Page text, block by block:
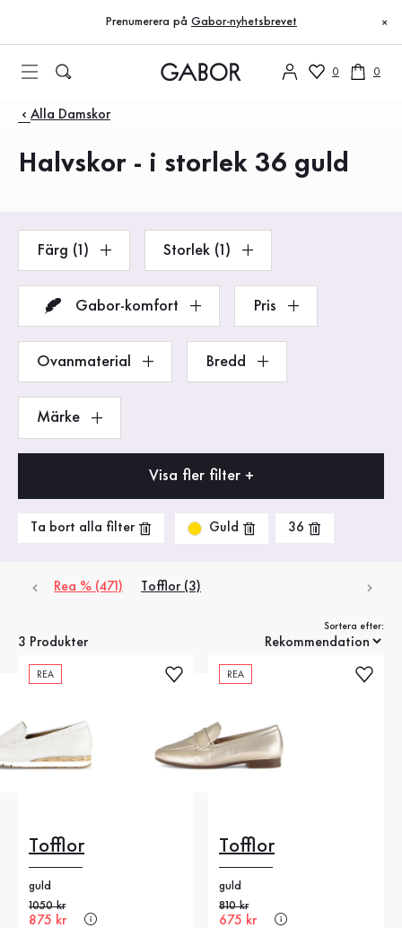
Till innehållsförteckning
Till huvudnavigation
Prenumerera på Gabor-nyhetsbrevet ×
0 0
Produkter
Alla Damskor
Halvskor - i storlek 36 guld
Färg (1) Storlek (1)
Gabor-komfort Pris
Ovanmaterial Bredd
Märke
Visa fler filter +
Ta bort alla filter Guld 36
Rea % (471) Tofflor (3)
3 Produkter
Sortera efter:
REA
Tofflor
guld
Gammalt pris
1050 kr
Nytt pris
875 kr
REA
Tofflor
guld
Gammalt pris
810 kr
Nytt pris
675 kr